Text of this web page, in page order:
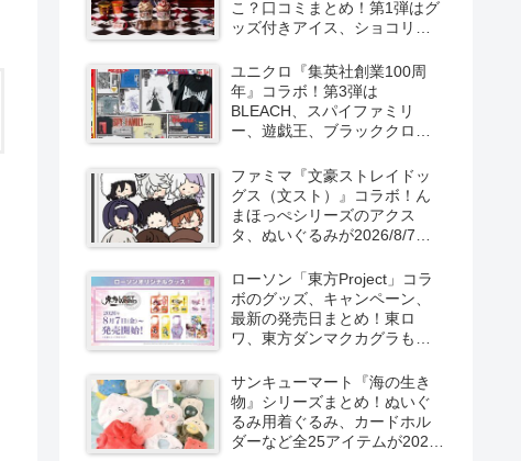
こ？口コミまとめ！第1弾はグ
ッズ付きアイス、ショコリキ
より新発売！第2弾は限定チョ
コレートなどが2026年10月？
再販売は？
ユニクロ『集英社創業100周
年』コラボ！第3弾は
BLEACH、スパイファミリ
ー、遊戯王、ブラッククロー
の半袖Tシャツが2026/8/7より
新発売！
ファミマ『文豪ストレイドッ
グス（文スト）』コラボ！ん
まほっぺシリーズのアクス
タ、ぬいぐるみが2026/8/7～
ローソン「東方Project」コラ
ボのグッズ、キャンペーン、
最新の発売日まとめ！東ロ
ワ、東方ダンマクカグラも！
LostWordのプラモ風アクキ
ー、カラビナ、クリアファイ
ルが2026/8/7より新発売！
サンキューマート『海の生き
物』シリーズまとめ！ぬいぐ
るみ用着ぐるみ、カードホル
ダーなど全25アイテムが2026